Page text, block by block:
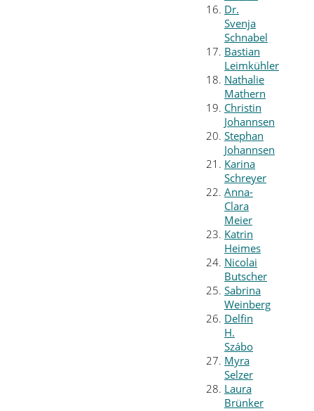
Dr.
Svenja
Schnabel
Bastian
Leimkühler
Nathalie
Mathern
Christin
Johannsen
Stephan
Johannsen
Karina
Schreyer
Anna-
Clara
Meier
Katrin
Heimes
Nicolai
Butscher
Sabrina
Weinberg
Delfin
H.
Szábo
Myra
Selzer
Laura
Brünker